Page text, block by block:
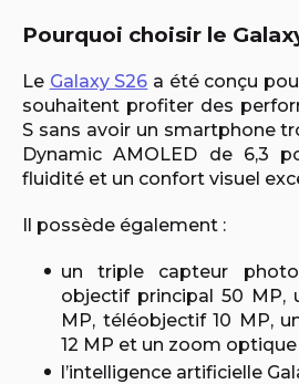
Pourquoi choisir le
Le Galaxy S26 a été conçu
souhaitent profiter des
S sans avoir un smartphone
Dynamic AMOLED de 6,3
fluidité et un confort visuel
Il possède également :
un triple capteur
objectif principal 50 MP,
MP, téléobjectif 10 MP,
12 MP et un zoom optique
l’intelligence artificielle